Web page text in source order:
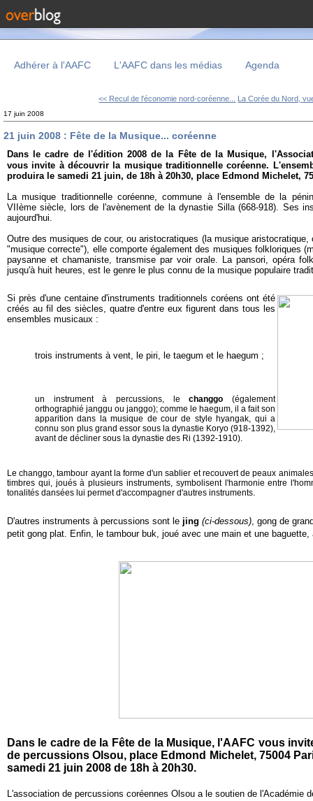
Adhérer à l'AAFC L'AAFC dans les médias Agenda
<< Recul de l'économie nord-coréenne... La Corée du Nord,
17 juin 2008
21 juin 2008 : Fête de la Musique... coréenne
Dans le cadre de l'édition 2008 de la Fête de la Musique,
vous invite à découvrir la musique traditionnelle coréenne.
produira le samedi 21 juin, de 18h à 20h30, place Edmond Michelet,
La musique traditionnelle coréenne, commune à l'ensemble de la
VIIème siècle, lors de l'avènement de la dynastie Silla (668-918). Ses
aujourd'hui.
Outre des musiques de cour, ou aristocratiques (la musique
"musique correcte"), elle comporte également des musiques folkloriques
paysanne et chamaniste, transmise par voir orale. La pansori, opéra
jusqu'à huit heures, est le genre le plus connu de la musique populaire
Si près d'une centaine d'instruments traditionnels coréens ont été
créés au fil des siècles, quatre d'entre eux figurent dans tous les
ensembles musicaux :
trois instruments à vent, le piri, le taegum et le haegum ;
un instrument à percussions, lechanggo (également
orthographié janggu ou janggo); comme le haegum, il a fait son
apparition dans la musique de cour de style hyangak, qui a
connu son plus grand essor sous la dynastie Koryo (918-1392),
avant de décliner sous la dynastie des Ri (1392-1910).
Le changgo, tambour ayant la forme d'un sablier et recouvert de peaux
timbres qui, joués à plusieurs instruments, symbolisent l'harmonie entre
tonalités dansées lui permet d'accompagner d'autres instruments.
D'autres instruments à percussions sont le jing (ci-dessous), gong de
petit gong plat. Enfin, le tambour buk, joué avec une main et une baguette,
Dans le cadre de la Fête de la Musique, l'AAFC vous
de percussions Olsou, p lace Edmond Michelet, 75004
samedi 21 juin 2008 de 18h à 20h30.
L'association de percussions coréennes Olsou a le soutien de l'Académie